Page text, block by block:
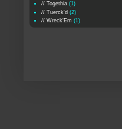
// Togethia (1)
// Tuerck'd (2)
// Wreck'Em (1)